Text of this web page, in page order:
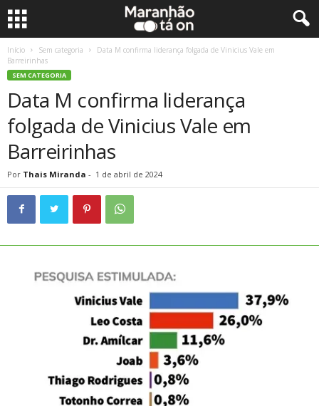
Início Sem categoria
Data M confirma liderança folgada de Vinicius Vale em
Barreirinhas
SEM CATEGORIA
Data M confirma liderança
folgada de Vinicius Vale em
Barreirinhas
Por Thais Miranda - 1 de abril de 2024